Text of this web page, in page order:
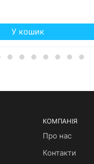
У кошик
КОМПАНІЯ
Про нас
Контакти